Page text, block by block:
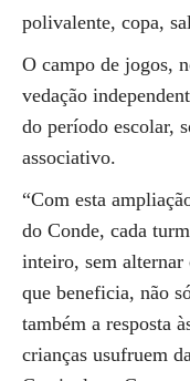
polivalente, copa,
O campo de jogos,
vedação
do período escolar,
associativo.
“Com esta
do Conde, cada
inteiro, sem alternar
que beneficia, não
também a resposta
crianças usufruem